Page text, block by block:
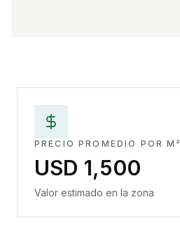
PRECIO PROMEDIO POR M²
USD 1,500
Valor estimado en la zona